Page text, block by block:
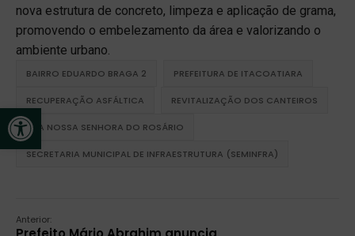
Open toolbar
nova estrutura de concreto, limpeza e aplicação de grama,
promovendo o embelezamento da área e valorizando o
ambiente urbano.
BAIRRO EDUARDO BRAGA 2 PREFEITURA DE ITACOATIARA
RECUPERAÇÃO ASFÁLTICA REVITALIZAÇÃO DOS CANTEIROS
RUA NOSSA SENHORA DO ROSÁRIO
SECRETARIA MUNICIPAL DE INFRAESTRUTURA (SEMINFRA)
Anterior: